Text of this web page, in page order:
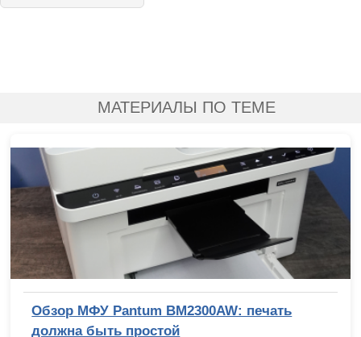
МАТЕРИАЛЫ ПО ТЕМЕ
Обзор МФУ Pantum BM2300AW: печать
должна быть простой